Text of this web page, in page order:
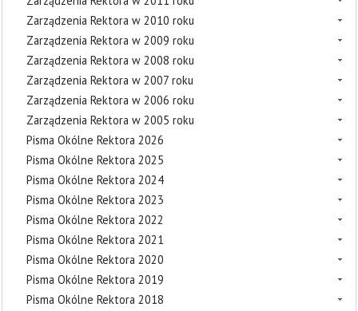
Zarządzenia Rektora w 2010 roku
Zarządzenia Rektora w 2009 roku
Zarządzenia Rektora w 2008 roku
Zarządzenia Rektora w 2007 roku
Zarządzenia Rektora w 2006 roku
Zarządzenia Rektora w 2005 roku
Pisma Okólne Rektora 2026
Pisma Okólne Rektora 2025
Pisma Okólne Rektora 2024
Pisma Okólne Rektora 2023
Pisma Okólne Rektora 2022
Pisma Okólne Rektora 2021
Pisma Okólne Rektora 2020
Pisma Okólne Rektora 2019
Pisma Okólne Rektora 2018